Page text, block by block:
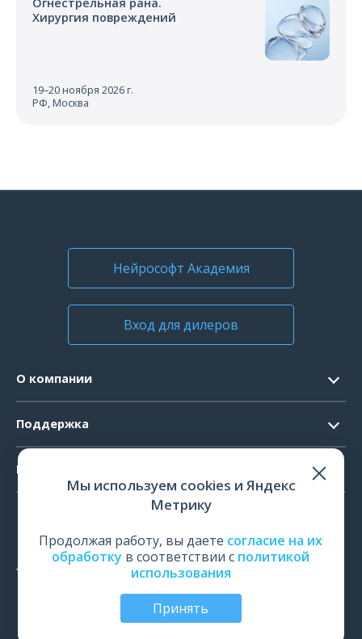
Хирургия повреждений
19–20 ноября 2026 г.
РФ, Москва
Нейрософт Академия
Вход для дилеров
О компании
Официальные документы
Поддержка
Системные требования
Поверка и калибровка
Продукты
ЭМГ
ИОМ
© Все права защищены | ООО «Нейрософт», Иваново,
Мы используем cookies и Яндекс
Метрику
Продолжая работу, вы даете согласие на их
обработку в соответствии с политикой
использования
Принять